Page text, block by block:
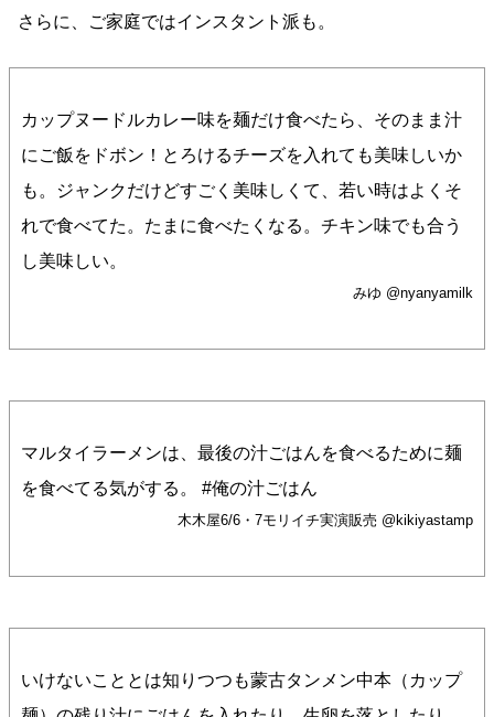
さらに、ご家庭ではインスタント派も。
カップヌードルカレー味を麺だけ食べたら、そのまま汁
にご飯をドボン！とろけるチーズを入れても美味しいか
も。ジャンクだけどすごく美味しくて、若い時はよくそ
れで食べてた。たまに食べたくなる。チキン味でも合う
し美味しい。
みゆ @nyanyamilk
マルタイラーメンは、最後の汁ごはんを食べるために麺
を食べてる気がする。 #俺の汁ごはん
木木屋6/6・7モリイチ実演販売 @kikiyastamp
いけないこととは知りつつも蒙古タンメン中本（カップ